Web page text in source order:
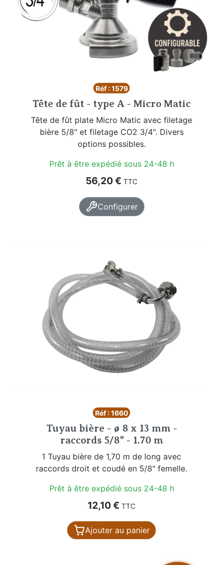
Réf : 1579
Tête de fût - type A - Micro Matic
Tête de fût plate Micro Matic avec filetage
bière 5/8" et filetage CO2 3/4". Divers
options possibles.
Prêt à être expédié sous 24-48 h
Prix
56,20 € TTC
Configurer
Réf : 1660
Tuyau bière - ø 8 x 13 mm -
raccords 5/8" - 1.70 m
1 Tuyau bière de 1,70 m de long avec
raccords droit et coudé en 5/8" femelle.
Prêt à être expédié sous 24-48 h
Prix
12,10 € TTC
Ajouter au panier